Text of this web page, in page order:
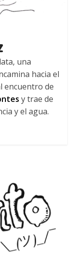
una
hacia el
encuentro de
y trae de
y el agua.